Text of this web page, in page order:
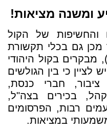
ומשנה מציאות!
והחשיפות של הקול
מכן גם בכלי תקשורת
מבקרים בקול היהודי
לציין כי בין הגולשים
חברי כנסת,
בכירים בצה"ל,
רבות, הפרסומים
משמעותי במציאות.